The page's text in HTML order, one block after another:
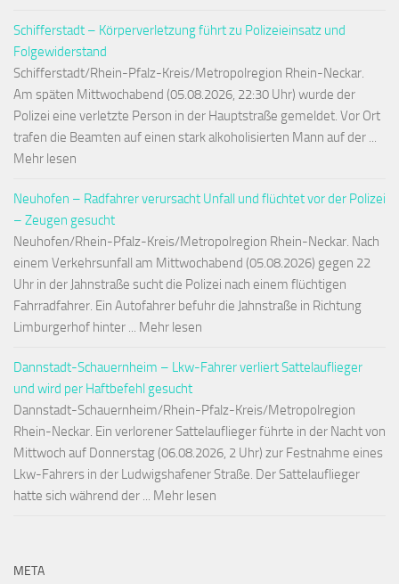
Schifferstadt – Körperverletzung führt zu Polizeieinsatz und
Folgewiderstand
Schifferstadt/Rhein-Pfalz-Kreis/Metropolregion Rhein-Neckar.
Am späten Mittwochabend (05.08.2026, 22:30 Uhr) wurde der
Polizei eine verletzte Person in der Hauptstraße gemeldet. Vor Ort
trafen die Beamten auf einen stark alkoholisierten Mann auf der ...
Mehr lesen
Neuhofen – Radfahrer verursacht Unfall und flüchtet vor der Polizei
– Zeugen gesucht
Neuhofen/Rhein-Pfalz-Kreis/Metropolregion Rhein-Neckar. Nach
einem Verkehrsunfall am Mittwochabend (05.08.2026) gegen 22
Uhr in der Jahnstraße sucht die Polizei nach einem flüchtigen
Fahrradfahrer. Ein Autofahrer befuhr die Jahnstraße in Richtung
Limburgerhof hinter ... Mehr lesen
Dannstadt-Schauernheim – Lkw-Fahrer verliert Sattelauflieger
und wird per Haftbefehl gesucht
Dannstadt-Schauernheim/Rhein-Pfalz-Kreis/Metropolregion
Rhein-Neckar. Ein verlorener Sattelauflieger führte in der Nacht von
Mittwoch auf Donnerstag (06.08.2026, 2 Uhr) zur Festnahme eines
Lkw-Fahrers in der Ludwigshafener Straße. Der Sattelauflieger
hatte sich während der ... Mehr lesen
META